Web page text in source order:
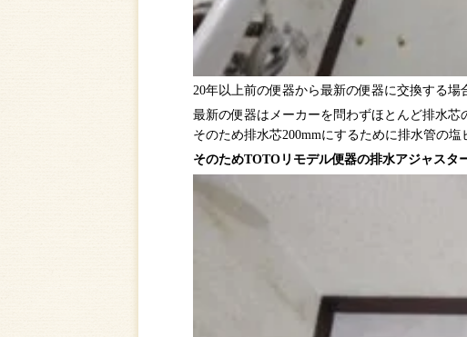
20年以上前の便器から最新の便器に交換する場
最新の便器はメーカーを問わずほとんど排水芯
そのため排水芯200mmにするために排水管の
そのためTOTOリモデル便器の排水アジャスタ